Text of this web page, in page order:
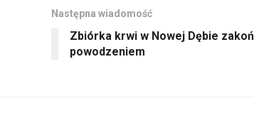
Następna wiadomość
Zbiórka krwi w Nowej Dębie
powodzeniem